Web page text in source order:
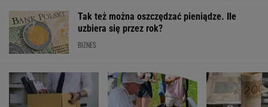
Tak też można oszczędzać pieniądze. Ile
uzbiera się przez rok?
BIZNES